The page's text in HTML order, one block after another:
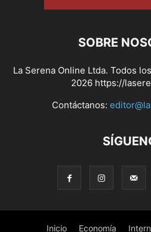
SOBRE
La Serena Online Ltda. Todos
2026 https://
Contáctanos:
Inicio Economía